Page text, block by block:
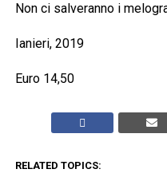
Non ci salveranno i
Ianieri, 2019
Euro 14,50
RELATED TOPICS: